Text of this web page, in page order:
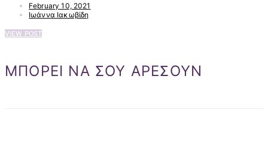
February 10, 2021
Ιωάννα Ιακωβίδη
VIEW POST
ΜΠΟΡΕΙ ΝΑ ΣΟΥ ΑΡΕΣΟΥΝ